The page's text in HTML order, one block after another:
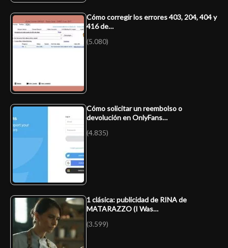
Cómo corregir los errores 403, 204, 404 y
416 de…
(5.080)
Cómo solicitar un reembolso o
devolución en OnlyFans…
(4.835)
1 clásica: publicidad de RINA de
MATARAZZO (I Was…
(3.599)